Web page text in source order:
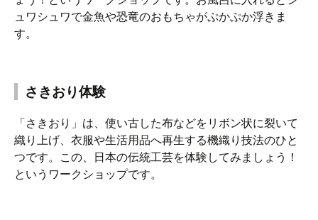
ュワシュワで金魚や恐竜のおもちゃがぷかぷか浮きま
す。
さきおり体験
「さきおり」は、使い古した布などをリボン状に裂いて
織り上げ、衣服や生活用品へ再生する機織り技法のひと
つです。この、日本の伝統工芸を体験してみましょう！
というワークショップです。